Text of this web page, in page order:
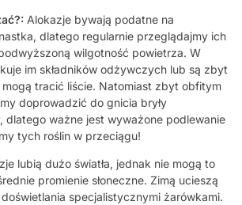
Alokazje bywają podatne na
dlatego regularnie przeglądajmy ich
wilgotność powietrza. W
im składników odżywczych lub są zbyt
tracić liście. Natomiast zbyt obfitym
doprowadzić do gnicia bryły
dlatego ważne jest wyważone podlewanie
tych roślin w przeciągu!
lubią dużo światła, jednak nie mogą to
promienie słoneczne. Zimą ucieszą
specjalistycznymi żarówkami.